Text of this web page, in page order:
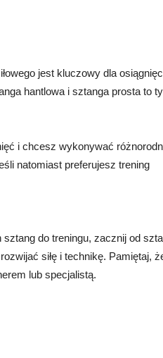
jest kluczowy dla
hantlowa i sztanga prosta to
i chcesz wykonywać
natomiast preferujesz trening
do treningu, zacznij od
siłę i technikę. Pamiętaj,
lub specjalistą.